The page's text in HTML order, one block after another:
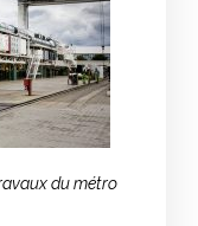
du métro